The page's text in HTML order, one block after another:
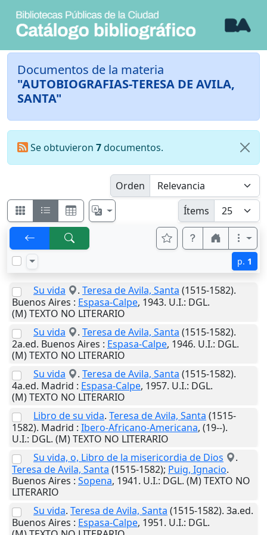
Documentos de la materia
"AUTOBIOGRAFIAS-TERESA DE AVILA,
SANTA"
Se obtuvieron 7documentos.
Orden
Ítems
p. 1
Su vida . Teresa de Avila, Santa (1515-1582).
Buenos Aires : Espasa-Calpe, 1943. U.I.: DGL.
(M) TEXTO NO LITERARIO
Su vida
. Teresa de Avila, Santa (1515-1582).
2a.ed. Buenos Aires : Espasa-Calpe, 1946. U.I.: DGL.
(M) TEXTO NO LITERARIO
Su vida
. Teresa de Avila, Santa (1515-1582).
4a.ed. Madrid : Espasa-Calpe, 1957. U.I.: DGL.
(M) TEXTO NO LITERARIO
Libro de su vida. Teresa de Avila, Santa (1515-
1582). Madrid : Ibero-Africano-Americana, (19--).
U.I.: DGL. (M) TEXTO NO LITERARIO
Su vida, o, Libro de la misericordia de Dios
.
Teresa de Avila, Santa (1515-1582); Puig, Ignacio.
Buenos Aires : Sopena, 1941. U.I.: DGL. (M) TEXTO NO
LITERARIO
Su vida. Teresa de Avila, Santa (1515-1582). 3a.ed.
Buenos Aires : Espasa-Calpe, 1951. U.I.: DGL.